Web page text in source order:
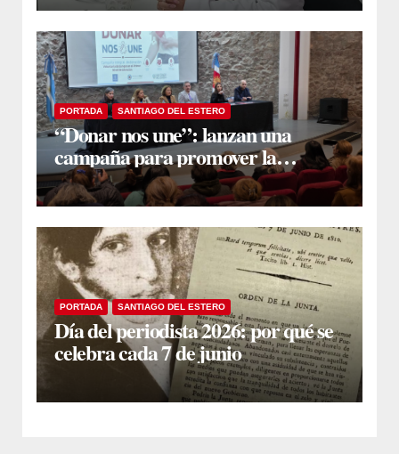
PORTADA SANTIAGO DEL ESTERO
“Donar nos une”: lanzan una
campaña para promover la
donación voluntaria de sangre
PORTADA SANTIAGO DEL ESTERO
Día del periodista 2026: por qué se
celebra cada 7 de junio